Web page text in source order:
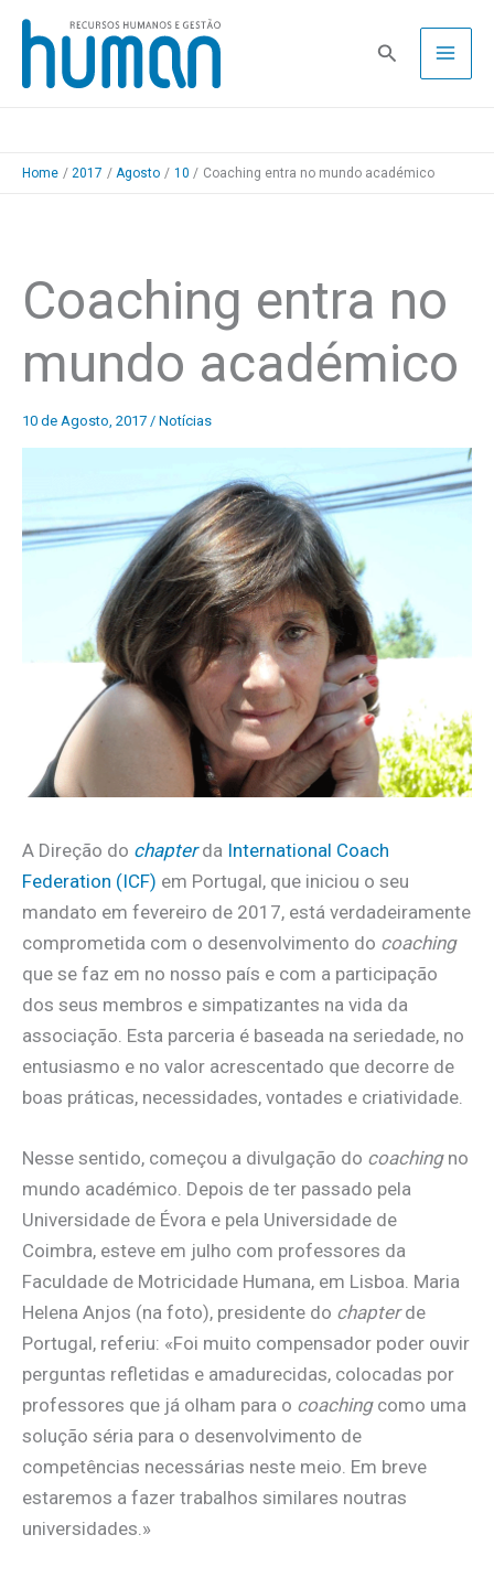
Skip
content
Pesquisa
Home 2017 Agosto 10 Coaching entra no mundo académico
Coaching entra no
mundo académico
10 de Agosto, 2017 / Notícias
A Direção do chapterda International Coach
Federation (ICF) em Portugal, que iniciou o seu
mandato em fevereiro de 2017, está verdadeiramente
comprometida com o desenvolvimento do coaching
que se faz em no nosso país e com a participação
dos seus membros e simpatizantes na vida da
associação. Esta parceria é baseada na seriedade, no
entusiasmo e no valor acrescentado que decorre de
boas práticas, necessidades, vontades e criatividade.
Nesse sentido, começou a divulgação do coachingno
mundo académico. Depois de ter passado pela
Universidade de Évora e pela Universidade de
Coimbra, esteve em julho com professores da
Faculdade de Motricidade Humana, em Lisboa. Maria
Helena Anjos (na foto), presidente do chapterde
Portugal, referiu: «Foi muito compensador poder ouvir
perguntas refletidas e amadurecidas, colocadas por
professores que já olham para o coachingcomo uma
solução séria para o desenvolvimento de
competências necessárias neste meio. Em breve
estaremos a fazer trabalhos similares noutras
universidades.»